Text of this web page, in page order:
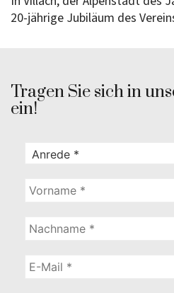
20-jährige Jubiläum des
Tragen Sie sich in
ein!